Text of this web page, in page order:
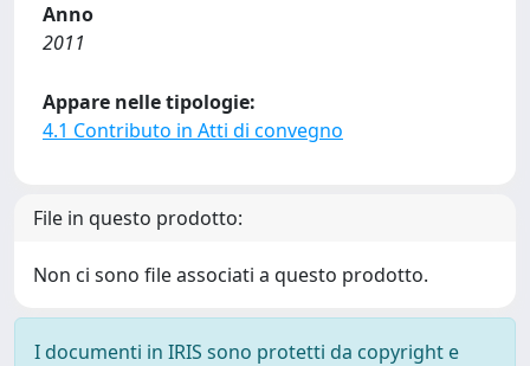
Anno
2011
Appare nelle tipologie:
4.1 Contributo in Atti di convegno
File in questo prodotto:
Non ci sono file associati a questo prodotto.
I documenti in IRIS sono protetti da copyright e